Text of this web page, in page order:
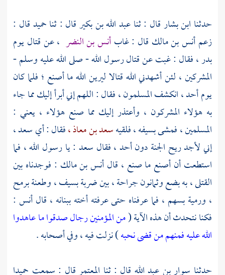
حدثنا ابن بشارقال : ثناعبد الله بن بكيرقال : ثناحميدقال :
زعمأنس بن مالك قال : غابأنس بن النضر ،عن قتال يوم
بدر ،فقال : غبت عن قتال رسول الله - صلى الله عليه وسلم -
المشركين ، لئن أشهدني الله قتالا ليرين الله ما أصنع ؛ فلما كان
يومأحد ،انكشف المسلمون ، فقال : اللهم إني أبرأ إليك مما جاء
به هؤلاء المشركون ، وأعتذر إليك مما صنع هؤلاء ، يعني :
المسلمين ، فمشى بسيفه ، فلقيهسعد بن معاذ ،فقال : أيسعد ،
إني لأجد ريح الجنة دون أحد ، فقال سعد : يا رسول الله ، فما
استطعت أن أصنع ما صنع ، قالأنس بن مالك : فوجدناه بين
القتلى ، به بضع وثمانون جراحة ، بين ضربة بسيف ، وطعنة برمح
، ورمية بسهم ، فما عرفناه حتى عرفته أخته ببنانه ، قالأنس :
فكنا نتحدث أن هذه الآية (من المؤمنين رجال صدقوا ما عاهدوا
الله عليه فمنهم من قضى نحبه) نزلت فيه ، وفي أصحابه .
حدثنا سوار بن عبد الله قال : ثنا المعتمرقال : سمعت حميدا